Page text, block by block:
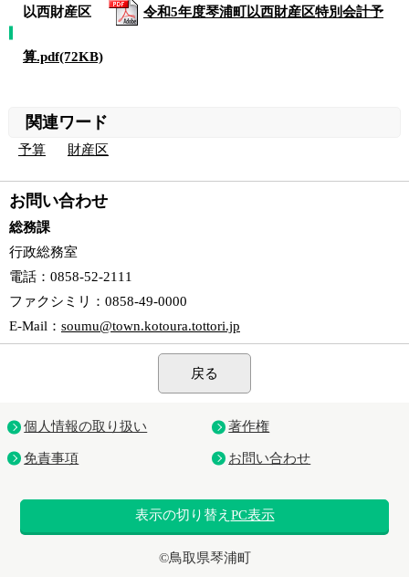
以西財産区 令和5年度琴浦町以西財産区特別会計予
算.pdf(72KB)
関連ワード
予算 財産区
お問い合わせ
総務課
行政総務室
電話 ：0858-52-2111
ファクシミリ
：0858-49-0000
E-Mail ： soumu@town.kotoura.tottori.jp
戻る
個人情報の取り扱い 著作権
免責事項 お問い合わせ
表示の切り替え PC表示
©鳥取県琴浦町